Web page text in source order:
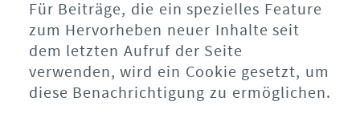
Für Beiträge, die ein spezielles Feature
zum Hervorheben neuer Inhalte seit
dem letzten Aufruf der Seite
verwenden, wird ein Cookie gesetzt, um
diese Benachrichtigung zu ermöglichen.